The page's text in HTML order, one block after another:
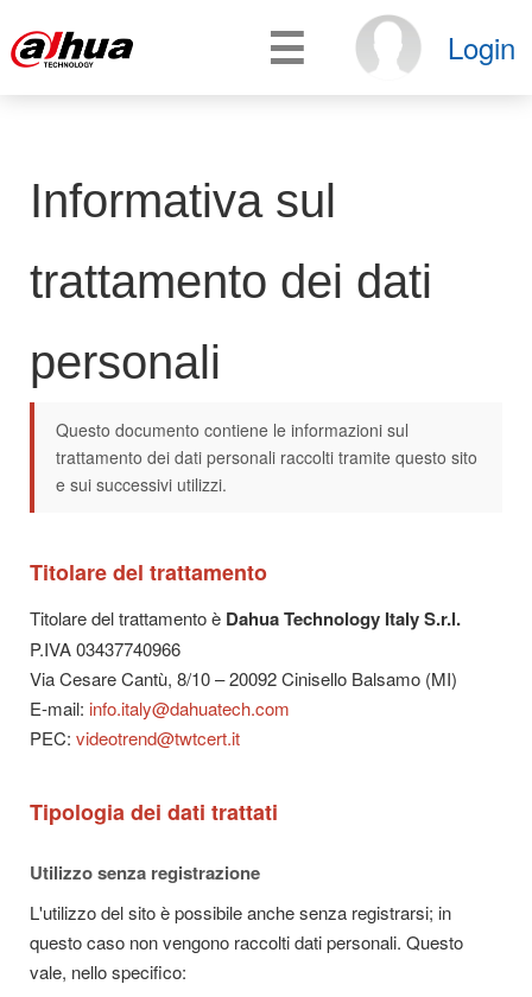
Login
☰
Informativa sul
trattamento dei dati
personali
Questo documento contiene le informazioni sul
trattamento dei dati personali raccolti tramite questo sito
e sui successivi utilizzi.
Titolare del trattamento
Titolare del trattamento è Dahua Technology Italy S.r.l.
P.IVA 03437740966
Via Cesare Cantù, 8/10 – 20092 Cinisello Balsamo (MI)
E-mail: info.italy@dahuatech.com
PEC: videotrend@twtcert.it
Tipologia dei dati trattati
Utilizzo senza registrazione
L'utilizzo del sito è possibile anche senza registrarsi; in
questo caso non vengono raccolti dati personali. Questo
vale, nello specifico: